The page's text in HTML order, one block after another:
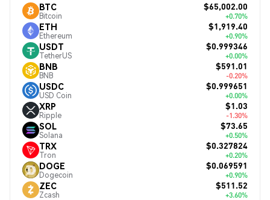
BTC
Bitcoin
$65,002.00
+0.70%
ETH
Ethereum
$1,919.40
+0.90%
USDT
TetherUS
$0.999346
+0.00%
BNB
BNB
$591.01
-0.20%
USDC
USD Coin
$0.999651
+0.00%
XRP
Ripple
$1.03
-1.30%
SOL
Solana
$73.65
+0.50%
TRX
Tron
$0.327824
+0.20%
DOGE
Dogecoin
$0.069591
+0.90%
ZEC
Zcash
$511.52
+3.60%